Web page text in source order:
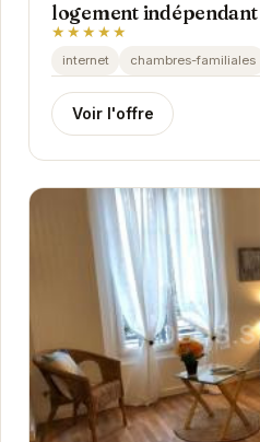
logement
★★★★★
internet chambres-familiales
Voir l'offre